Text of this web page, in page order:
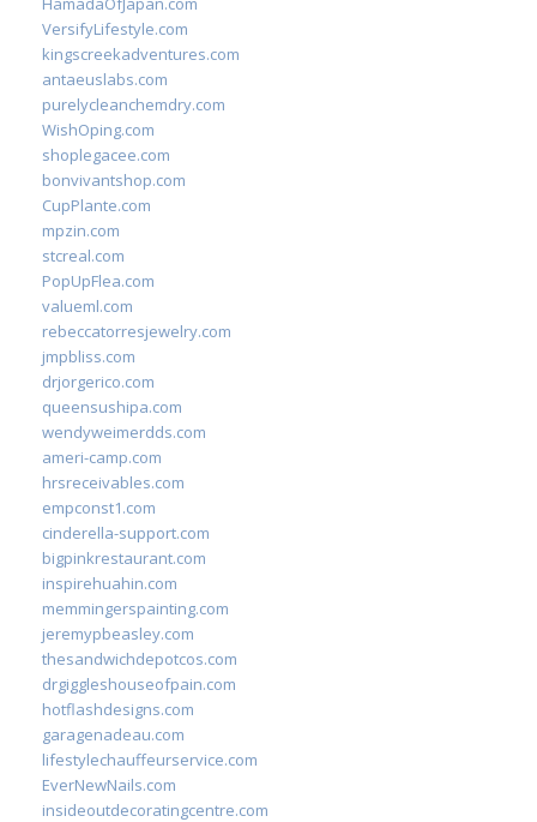
VersifyLifestyle.com
kingscreekadventures.com
antaeuslabs.com
purelycleanchemdry.com
WishOping.com
shoplegacee.com
bonvivantshop.com
CupPlante.com
mpzin.com
stcreal.com
PopUpFlea.com
valueml.com
rebeccatorresjewelry.com
jmpbliss.com
drjorgerico.com
queensushipa.com
wendyweimerdds.com
ameri-camp.com
hrsreceivables.com
empconst1.com
cinderella-support.com
bigpinkrestaurant.com
inspirehuahin.com
memmingerspainting.com
jeremypbeasley.com
thesandwichdepotcos.com
drgiggleshouseofpain.com
hotflashdesigns.com
garagenadeau.com
lifestylechauffeurservice.com
EverNewNails.com
insideoutdecoratingcentre.com